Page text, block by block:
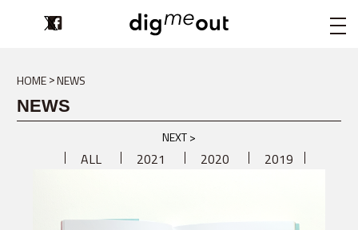
digmeout
HOME NEWS
NEWS
NEXT >
ALL 2021 2020 2019